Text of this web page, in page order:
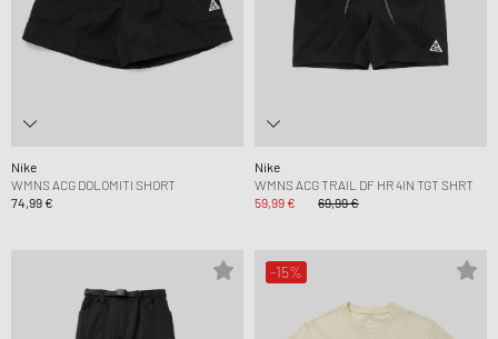
Nike
WMNS ACG DOLOMITI SHORT
74,99 €
Nike
WMNS ACG TRAIL DF HR 4IN TGT SHRT
59,99 €
69,99 €
-15%